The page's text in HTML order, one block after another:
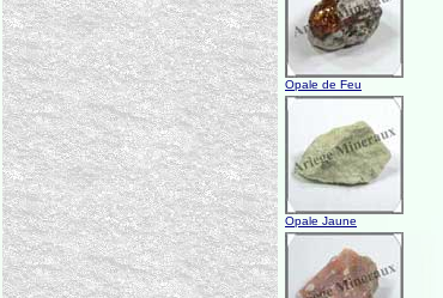
Opale de Feu
Opale Jaune